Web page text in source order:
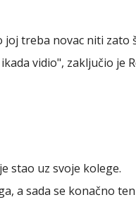
joj treba novac niti zato
vidio", zaključio je
stao uz svoje kolege.
a sada se konačno